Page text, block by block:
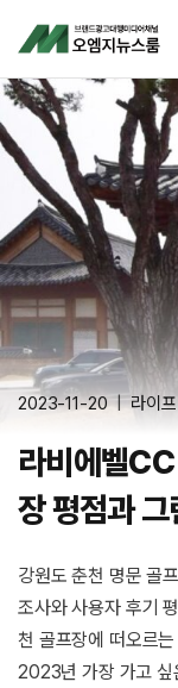
content
2023-11-20 라이
라비에벨
장 평점과 그
강원도 춘천 명문 골
조사와 사용자 후기
천 골프장에 떠오르
2023년 가장 가고 싶